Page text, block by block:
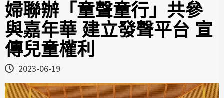
婦聯辦「童聲童行」共參
與嘉年華 建立發聲平台 宣
傳兒童權利
2023-06-19